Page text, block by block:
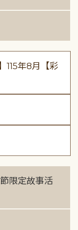
115年8月【彩
限定故事活